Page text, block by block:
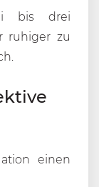
bis drei
ruhiger zu
einen